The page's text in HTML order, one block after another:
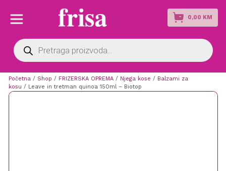
0,00 KM
Products
search
Početna / Shop / FRIZERSKA OPREMA/ Njega kose / Balzami za
kosu / Leave in tretman quinoa 150ml – Biotop